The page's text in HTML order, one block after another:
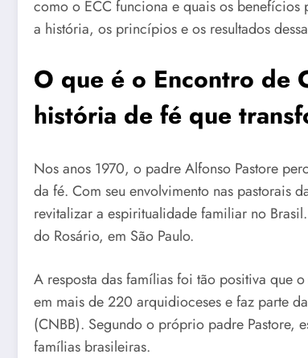
como o ECC funciona e quais os
a história, os princípios e os resultados
O que é o Encontro de
história de fé que
Nos anos 1970, o padre Alfonso Pastore
da fé. Com seu envolvimento nas pastorais
revitalizar a espiritualidade familiar no
do Rosário, em São Paulo.
A resposta das famílias foi tão positiva que
em mais de 220 arquidioceses e faz parte
(CNBB). Segundo o próprio padre Pastore,
famílias brasileiras.